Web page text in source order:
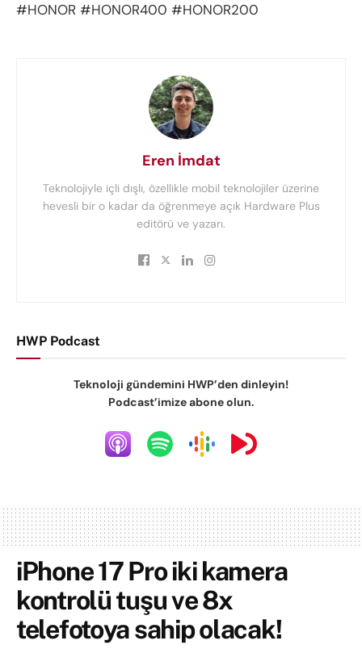
#HONOR #HONOR400 #HONOR200
Eren İmdat
Teknolojiyle içli dışlı, özellikle mobil teknolojiler üzerine
hevesli bir o kadar da öğrenmeye açık Hardware Plus
editörü ve yazarı.
HWP Podcast
Teknoloji gündemini HWP’den dinleyin!
Podcast’imize abone olun.
iPhone 17 Pro iki kamera
kontrolü tuşu ve 8x
telefotoya sahip olacak!